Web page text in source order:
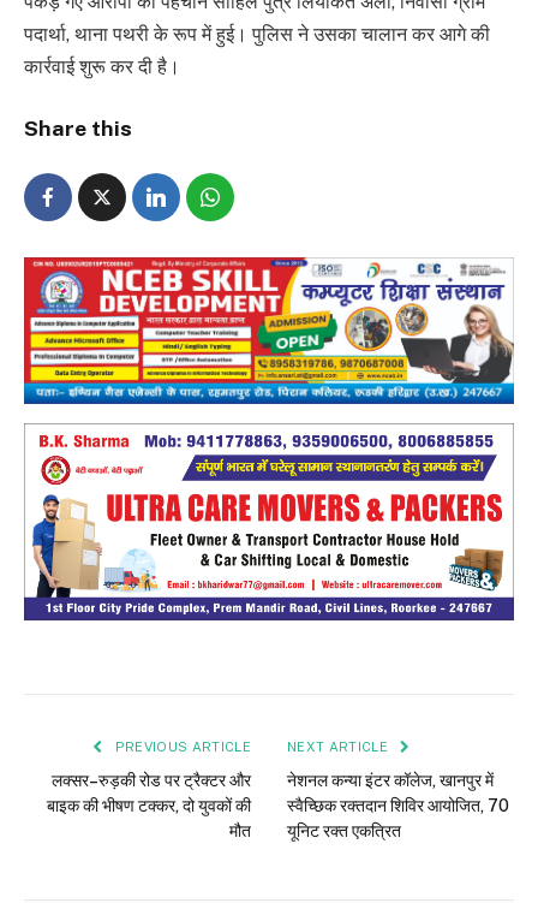
पदार्था, थाना पथरी के रूप में हुई। पुलिस ने उसका चालान कर आगे की
कार्रवाई शुरू कर दी है।
Share this
PREVIOUS ARTICLE
लक्सर–रुड़की रोड पर ट्रैक्टर और
बाइक की भीषण टक्कर, दो युवकों की
मौत
NEXT ARTICLE
नेशनल कन्या इंटर कॉलेज, खानपुर में
स्वैच्छिक रक्तदान शिविर आयोजित, 70
यूनिट रक्त एकत्रित